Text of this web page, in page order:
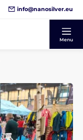
info@nanosilver.eu
Menu